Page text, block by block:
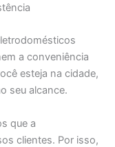
a conveniência
esteja na cidade,
seu alcance.
que a
clientes. Por isso,